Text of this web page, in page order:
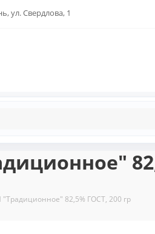
ул. Свердлова, 1
82,5% ГОСТ, 200 гр